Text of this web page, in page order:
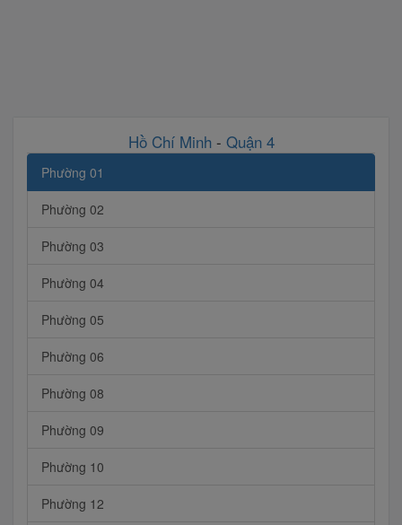
Hồ Chí Minh- Quận 4
Phường 01
Phường 02
Phường 03
Phường 04
Phường 05
Phường 06
Phường 08
Phường 09
Phường 10
Phường 12